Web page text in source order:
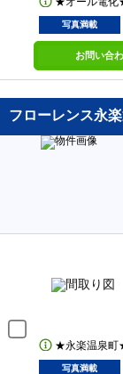
写真満載
お問い合
フローレンス永
★永楽温泉
写真満載